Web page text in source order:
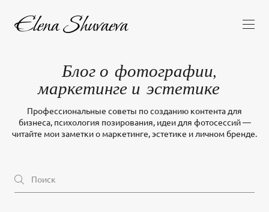
Блог о фотографии,
маркетинге и эстетике
Профессиональные советы по созданию контента для
бизнеса, психология позирования, идеи для фотосессий —
читайте мои заметки о маркетинге, эстетике и личном бренде.